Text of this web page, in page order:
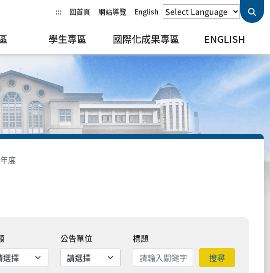
::: 回首頁 網站導覽 English
學生專區 國際化成果專區 ENGLISH
度
束
公告單位
標題
搜尋